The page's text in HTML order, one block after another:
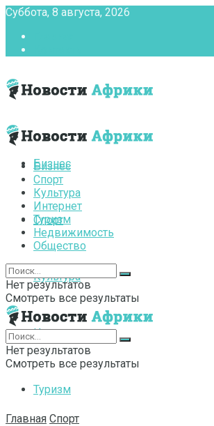
Суббота, 8 августа, 2026
Бизнес
Спорт
Культура
Интернет
Туризм
Бизнес
Спорт
Культура
Интернет
Туризм
Недвижимость
Общество
Нет результатов
Смотреть все результаты
Нет результатов
Смотреть все результаты
Главная Спорт